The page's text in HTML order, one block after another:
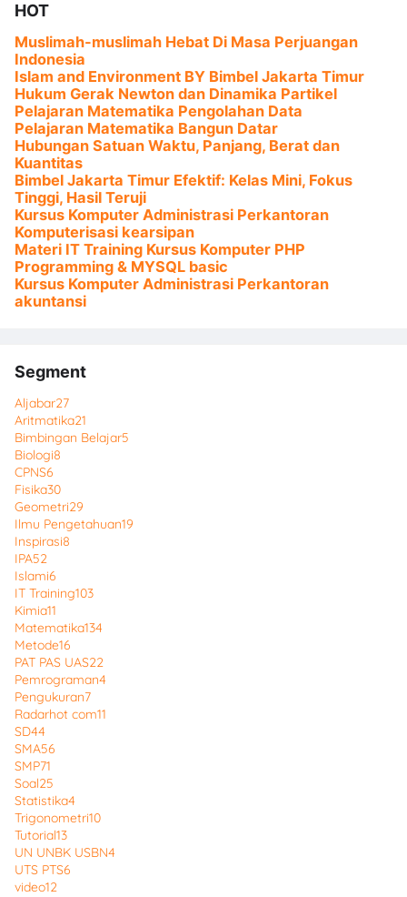
HOT
Muslimah-muslimah Hebat Di Masa Perjuangan
Indonesia
Islam and Environment BY Bimbel Jakarta Timur
Hukum Gerak Newton dan Dinamika Partikel
Pelajaran Matematika Pengolahan Data
Pelajaran Matematika Bangun Datar
Hubungan Satuan Waktu, Panjang, Berat dan
Kuantitas
Bimbel Jakarta Timur Efektif: Kelas Mini, Fokus
Tinggi, Hasil Teruji
Kursus Komputer Administrasi Perkantoran
Komputerisasi kearsipan
Materi IT Training Kursus Komputer PHP
Programming & MYSQL basic
Kursus Komputer Administrasi Perkantoran
akuntansi
Segment
Aljabar27
Aritmatika21
Bimbingan Belajar5
Biologi8
CPNS6
Fisika30
Geometri29
Ilmu Pengetahuan19
Inspirasi8
IPA52
Islami6
IT Training103
Kimia11
Matematika134
Metode16
PAT PAS UAS22
Pemrograman4
Pengukuran7
Radarhot com11
SD44
SMA56
SMP71
Soal25
Statistika4
Trigonometri10
Tutorial13
UN UNBK USBN4
UTS PTS6
video12